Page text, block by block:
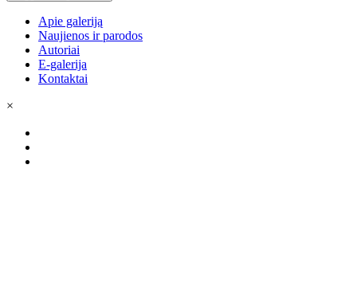
Apie galeriją
Naujienos ir parodos
Autoriai
E-galerija
Kontaktai
×